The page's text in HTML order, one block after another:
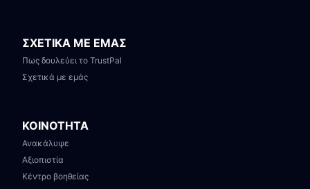
ΣΧΕΤΙΚΑ ΜΕ ΕΜΑΣ
Πως δουλεύει το TrustPal
Σχετικά με εμάς
ΚΟΙΝΟΤΗΤΑ
Ανακάλυψε
Αξιοπιστία
Κέντρο βοηθείας